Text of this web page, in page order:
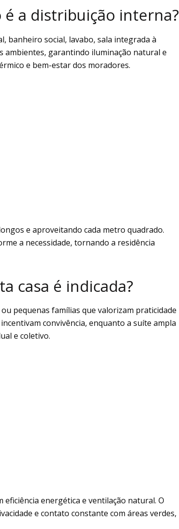
a distribuição interna?
banheiro social, lavabo, sala integrada à
ambientes, garantindo iluminação natural e
e bem-estar dos moradores.
e aproveitando cada metro quadrado.
a necessidade, tornando a residência
casa é indicada?
ou pequenas famílias que valorizam praticidade
incentivam convivência, enquanto a suíte ampla
e coletivo.
energética e ventilação natural. O
e contato constante com áreas verdes,